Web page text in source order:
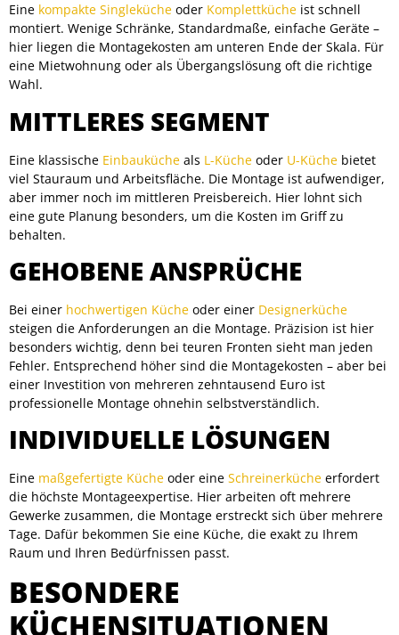
Eine kompakte Singleküche oder Komplettküche ist schnell
montiert. Wenige Schränke, Standardmaße, einfache Geräte –
hier liegen die Montagekosten am unteren Ende der Skala. Für
eine Mietwohnung oder als Übergangslösung oft die richtige
Wahl.
MITTLERES SEGMENT
Eine klassische Einbauküche als L-Küche oder U-Küche bietet
viel Stauraum und Arbeitsfläche. Die Montage ist aufwendiger,
aber immer noch im mittleren Preisbereich. Hier lohnt sich
eine gute Planung besonders, um die Kosten im Griff zu
behalten.
GEHOBENE ANSPRÜCHE
Bei einer hochwertigen Küche oder einer Designerküche
steigen die Anforderungen an die Montage. Präzision ist hier
besonders wichtig, denn bei teuren Fronten sieht man jeden
Fehler. Entsprechend höher sind die Montagekosten – aber bei
einer Investition von mehreren zehntausend Euro ist
professionelle Montage ohnehin selbstverständlich.
INDIVIDUELLE LÖSUNGEN
Eine maßgefertigte Küche oder eine Schreinerküche erfordert
die höchste Montageexpertise. Hier arbeiten oft mehrere
Gewerke zusammen, die Montage erstreckt sich über mehrere
Tage. Dafür bekommen Sie eine Küche, die exakt zu Ihrem
Raum und Ihren Bedürfnissen passt.
BESONDERE
KÜCHENSITUATIONEN